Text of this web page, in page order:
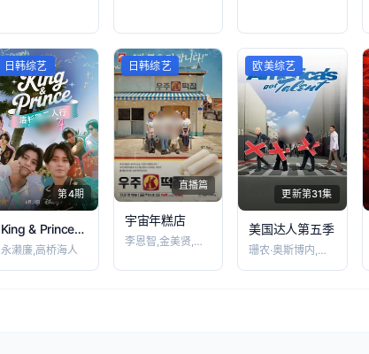
日韩综艺
第4期
King & Prince：洛杉矶二人行
永濑廉,高桥海人
日韩综艺
直播篇
宇宙年糕店
李恩智,金美贤,李泳知,安宥真
欧美综艺
更新第31集
美国达人第五季
珊农·奥斯博内,霍伊·曼德尔,皮尔斯·摩